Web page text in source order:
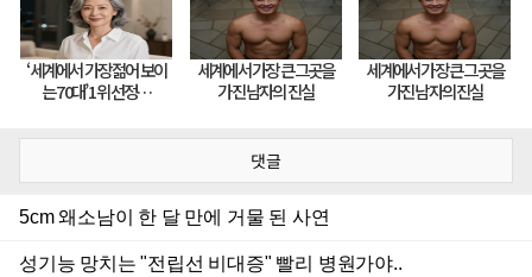
댓글